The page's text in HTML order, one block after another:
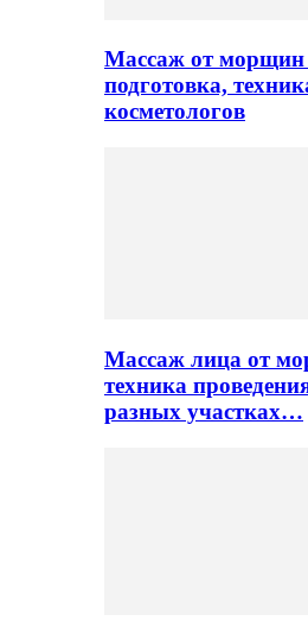
Массаж от
подготовка,
косметологов
Массаж лица от
техника
разных участках…